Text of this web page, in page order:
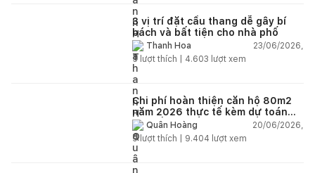
3 vị trí đặt cầu thang dễ gây bí
bách và bất tiện cho nhà phố
Thanh Hoa
23/06/2026,
5 lượt thích | 4.603 lượt xem
Chi phí hoàn thiện căn hộ 80m2
năm 2026 thực tế kèm dự toán
chi tiết từng hạng mục
Quân Hoàng
20/06/2026,
9lượt thích | 9.404 lượt xem